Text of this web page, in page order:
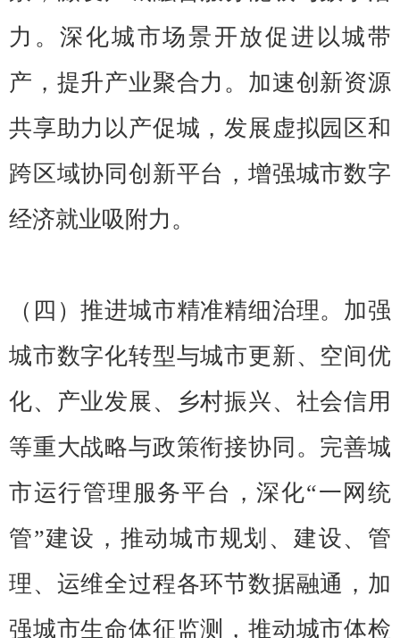
力。深化城市场景开放促进以城带
产，提升产业聚合力。加速创新资源
共享助力以产促城，发展虚拟园区和
跨区域协同创新平台，增强城市数字
经济就业吸附力。
（四）推进城市精准精细治理。加强
城市数字化转型与城市更新、空间优
化、产业发展、乡村振兴、社会信用
等重大战略与政策衔接协同。完善城
市运行管理服务平台，深化“一网统
管”建设，推动城市规划、建设、管
理、运维全过程各环节数据融通，加
强城市生命体征监测，推动城市体检